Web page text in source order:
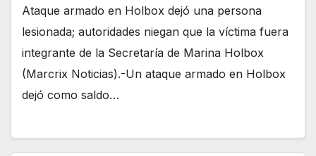
Ataque armado en Holbox dejó una persona
lesionada; autoridades niegan que la víctima fuera
integrante de la Secretaría de Marina Holbox
(Marcrix Noticias).-Un ataque armado en Holbox
dejó como saldo…